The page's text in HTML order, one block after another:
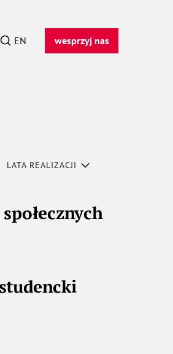
EN wesprzyj nas
LATA REALIZACJI